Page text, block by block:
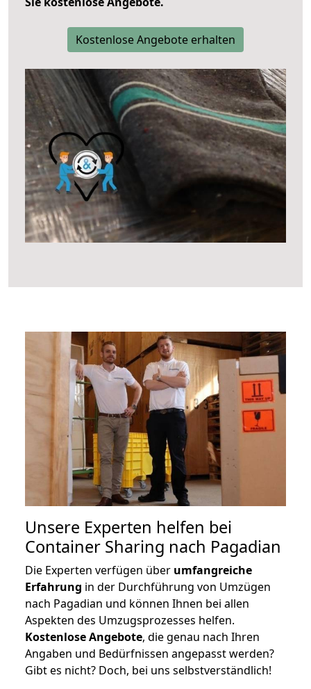
Kostenlose Angebote erhalten
Unsere Experten helfen bei
Container Sharing nach Pagadian
Die Experten verfügen über umfangreiche
Erfahrung in der Durchführung von Umzügen
nach Pagadian und können Ihnen bei allen
Aspekten des Umzugsprozesses helfen.
Kostenlose Angebote, die genau nach Ihren
Angaben und Bedürfnissen angepasst werden?
Gibt es nicht? Doch, bei uns selbstverständlich!